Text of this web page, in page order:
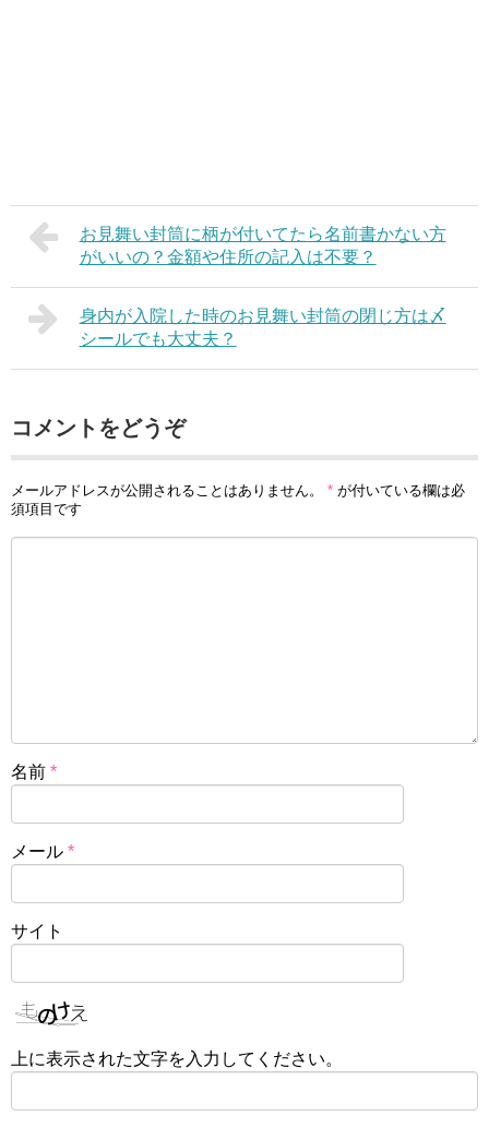
お見舞い封筒に柄が付いてたら名前書かない方
がいいの？金額や住所の記入は不要？
身内が入院した時のお見舞い封筒の閉じ方は〆
シールでも大丈夫？
コメントをどうぞ
メールアドレスが公開されることはありません。 * が付いている欄は必
須項目です
名前 *
メール *
サイト
上に表示された文字を入力してください。